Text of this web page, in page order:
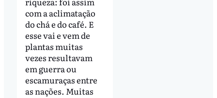
com a aclimatação
do chá e do café. E
esse vai e vem de
plantas muitas
vezes resultavam
em guerra ou
escamuraças entre
as nações. Muitas